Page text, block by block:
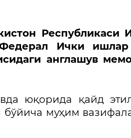
Республикаси
Ички ишлар
англашув
юқорида қайд
муҳим